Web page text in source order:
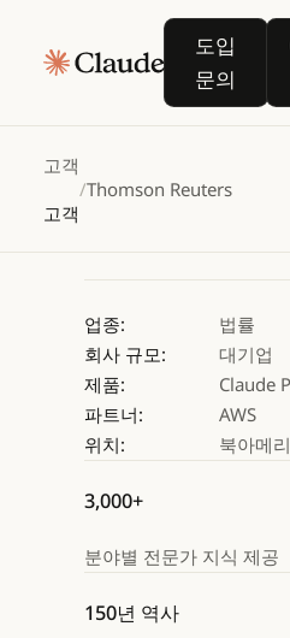
도입
문의
도입 문의
고객
고객
/Thomson Reuters
Harvey,
업무전반을
Claude 사용해 보기
업종:
법률
회사 규모:
대기업
제품:
Claude
파트너:
AWS
위치:
북아메
3,000+
분야별 전문가 지식 제공
150년 역사